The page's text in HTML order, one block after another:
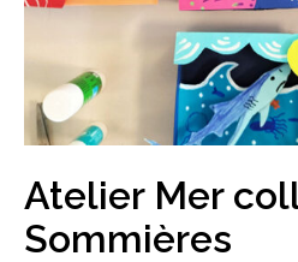
Atelier Mer
Sommières